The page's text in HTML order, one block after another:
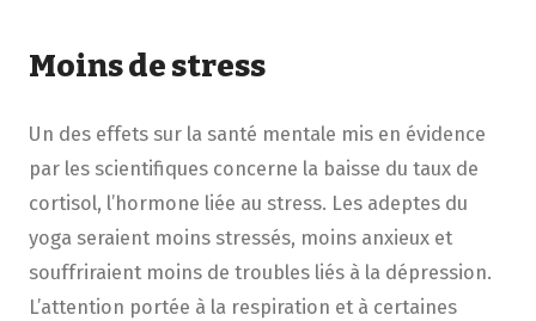
Moins de stress
Un des effets sur la santé mentale mis en évidence
par les scientifiques concerne la baisse du taux de
cortisol, l’hormone liée au stress. Les adeptes du
yoga seraient moins stressés, moins anxieux et
souffriraient moins de troubles liés à la dépression.
L’attention portée à la respiration et à certaines